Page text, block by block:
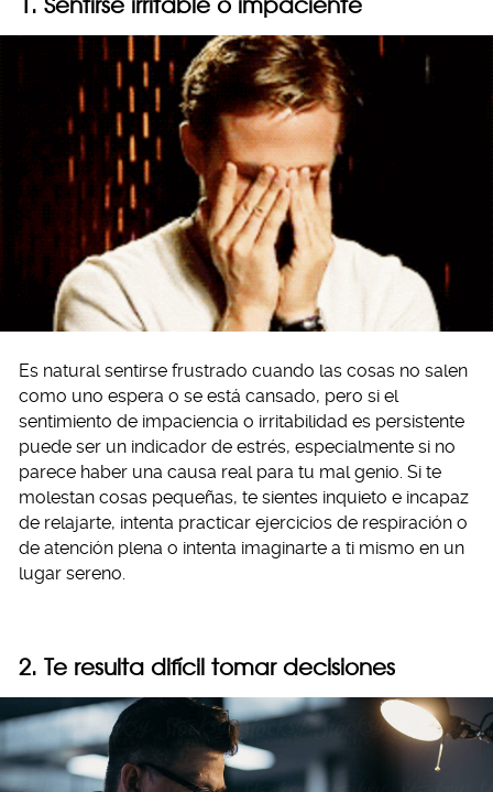
Es natural sentirse frustrado cuando las cosas no salen
como uno espera o se está cansado, pero si el
sentimiento de impaciencia o irritabilidad es persistente
puede ser un indicador de estrés, especialmente si no
parece haber una causa real para tu mal genio. Si te
molestan cosas pequeñas, te sientes inquieto e incapaz
de relajarte, intenta practicar ejercicios de respiración o
de atención plena o intenta imaginarte a ti mismo en un
lugar sereno.
2. Te resulta difícil tomar decisiones